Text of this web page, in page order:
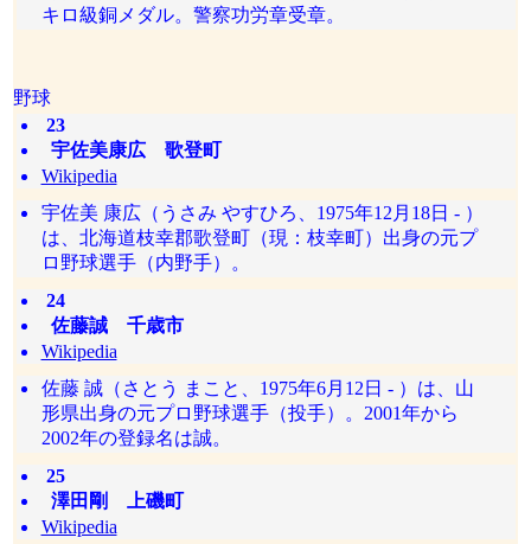
キロ級銅メダル。警察功労章受章。
野球
23
宇佐美康広 歌登町
Wikipedia
宇佐美 康広（うさみ やすひろ、1975年12月18日 - ）
は、北海道枝幸郡歌登町（現：枝幸町）出身の元プ
ロ野球選手（内野手）。
24
佐藤誠 千歳市
Wikipedia
佐藤 誠（さとう まこと、1975年6月12日 - ）は、山
形県出身の元プロ野球選手（投手）。2001年から
2002年の登録名は誠。
25
澤田剛 上磯町
Wikipedia